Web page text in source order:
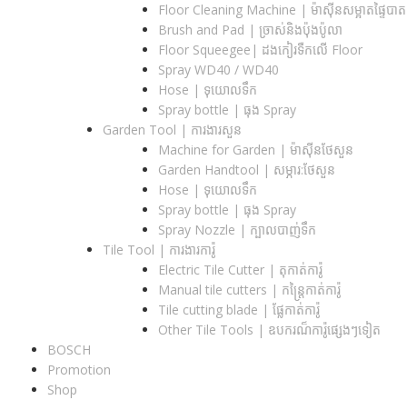
Floor Cleaning Machine | ម៉ាស៊ីនសម្អាតផ្ទៃបាត
Brush and Pad | ច្រាស់និងប៉ុងប៉ូលា
Floor Squeegee| ដងកៀរទឺកលើ Floor
Spray WD40 / WD40
Hose | ទុយោលទឹក
Spray bottle | ធុង Spray
Garden Tool | ការងារសួន
Machine for Garden | ម៉ាស៊ីនថែសួន
Garden Handtool | សម្ភារ:ថែសួន
Hose | ទុយោលទឹក
Spray bottle | ធុង Spray
Spray Nozzle | ក្បាលបាញ់ទឹក
Tile Tool | ការងារការ៉ូ
Electric Tile Cutter | តុកាត់ការ៉ូ
Manual tile cutters | កន្ត្រៃកាត់ការ៉ូ
Tile cutting blade | ផ្លែកាត់ការ៉ូ
Other Tile Tools | ឧបករណ៏ការ៉ូផ្សេងៗទៀត
BOSCH
Promotion
Shop